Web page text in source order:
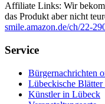
Affiliate Links: Wir
das Produkt aber nicht
smile.amazon.de/ch/22-
Service
Bürgernachrichten
Lübeckische
Künstler in Lübeck